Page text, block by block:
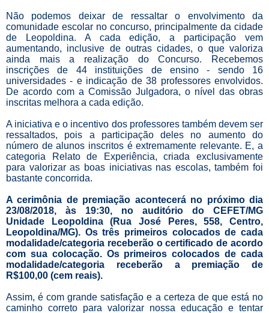
Não podemos deixar de ressaltar o envolvimento da
comunidade escolar no concurso, principalmente da cidade
de Leopoldina. A cada edição, a participação vem
aumentando, inclusive de outras cidades, o que valoriza
ainda mais a realização do Concurso. Recebemos
inscrições de 44 instituições de ensino - sendo 16
universidades - e indicação de 38 professores envolvidos.
De acordo com a Comissão Julgadora, o nível das obras
inscritas melhora a cada edição.
A iniciativa e o incentivo dos professores também devem ser
ressaltados, pois a participação deles no aumento do
número de alunos inscritos é extremamente relevante. E, a
categoria Relato de Experiência, criada exclusivamente
para valorizar as boas iniciativas nas escolas, também foi
bastante concorrida.
A cerimônia de premiação acontecerá no próximo dia
23/08/2018, às 19:30, no auditório do CEFET/MG
Unidade Leopoldina (Rua José Peres, 558, Centro,
Leopoldina/MG). Os três primeiros colocados de cada
modalidade/categoria receberão o certificado de acordo
com sua colocação. Os primeiros colocados de cada
modalidade/categoria receberão a premiação de
R$100,00 (cem reais).
Assim, é com grande satisfação e a certeza de que está no
caminho correto para valorizar nossa educação e tentar